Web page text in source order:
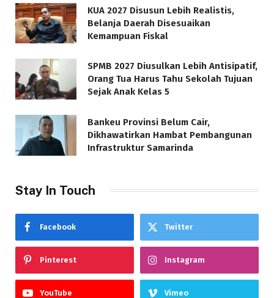
KUA 2027 Disusun Lebih Realistis,
Belanja Daerah Disesuaikan
Kemampuan Fiskal
SPMB 2027 Diusulkan Lebih Antisipatif,
Orang Tua Harus Tahu Sekolah Tujuan
Sejak Anak Kelas 5
Bankeu Provinsi Belum Cair,
Dikhawatirkan Hambat Pembangunan
Infrastruktur Samarinda
Stay In Touch
Facebook Twitter
Pinterest Instagram
YouTube Vimeo